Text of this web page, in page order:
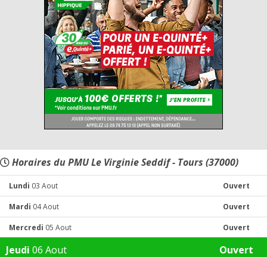
Horaires du PMU Le Virginie Seddif - Tours (37000)
Lundi 03 Aout Ouvert
Mardi 04 Aout Ouvert
Mercredi 05 Aout Ouvert
Jeudi 06 Aout Ouvert